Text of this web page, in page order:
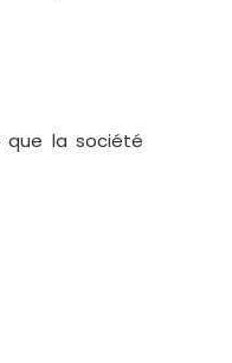
que la société